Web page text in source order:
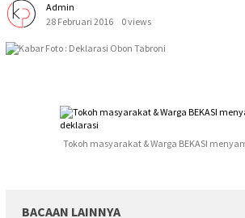
Admin
28 Februari 2016
0 views
Tokoh masyarakat & Warga BEKASI
BACAAN LAINNYA